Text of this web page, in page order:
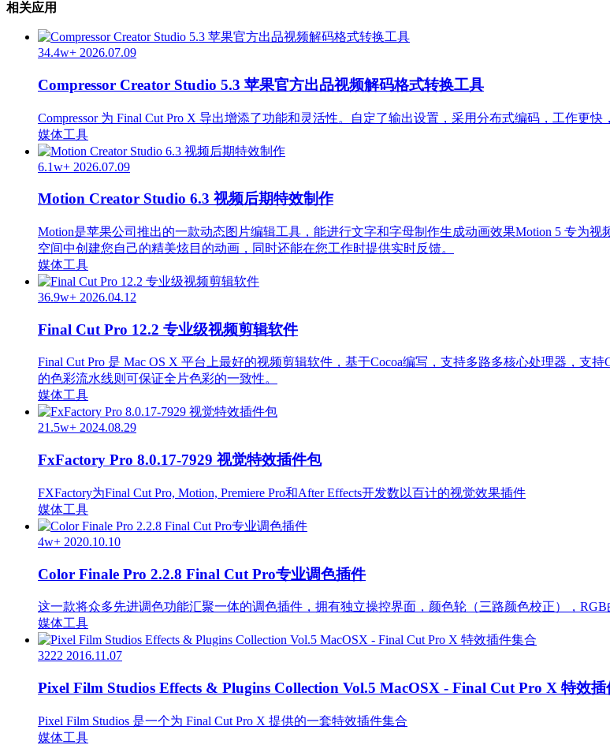
相关应用
34.4w+ 2026.07.09
Compressor Creator Studio 5.3 苹果官方出品视频解码格式转换工具
Compressor 为 Final Cut Pro X 导出增添了功能和灵活性。自定了输出设置，采用分布式编码，工作更快
媒体工具
6.1w+ 2026.07.09
Motion Creator Studio 6.3 视频后期特效制作
Motion是苹果公司推出的一款动态图片编辑工具，能进行文字和字母制作生成动画效果Motion 5 专为
空间中创建您自己的精美炫目的动画，同时还能在您工作时提供实时反馈。
媒体工具
36.9w+ 2026.04.12
Final Cut Pro 12.2 专业级视频剪辑软件
Final Cut Pro 是 Mac OS X 平台上最好的视频剪辑软件，基于Cocoa编写，支持多路多核心处理器，支
的色彩流水线则可保证全片色彩的一致性。
媒体工具
21.5w+ 2024.08.29
FxFactory Pro 8.0.17-7929 视觉特效插件包
FXFactory为Final Cut Pro, Motion, Premiere Pro和After Effects开发数以百计的视觉效果插件
媒体工具
4w+ 2020.10.10
Color Finale Pro 2.2.8 Final Cut Pro专业调色插件
这一款将众多先进调色功能汇聚一体的调色插件，拥有独立操控界面，颜色轮（三路颜色校正），
媒体工具
3222 2016.11.07
Pixel Film Studios Effects & Plugins Collection Vol.5 MacOSX - Final Cut Pro X 特效
Pixel Film Studios 是一个为 Final Cut Pro X 提供的一套特效插件集合
媒体工具